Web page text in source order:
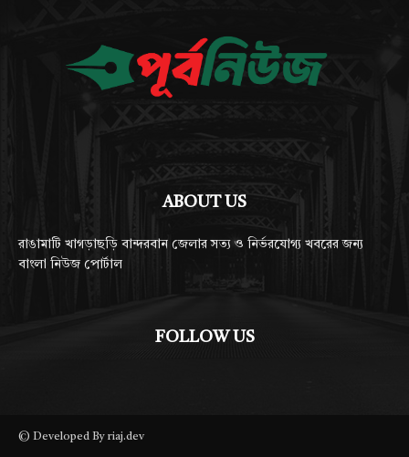
ABOUT US
রাঙামাটি খাগড়াছড়ি বান্দরবান জেলার সত্য ও নির্ভরযোগ্য খবরের জন্য
বাংলা নিউজ পোর্টাল
FOLLOW US
© Developed By riaj.dev